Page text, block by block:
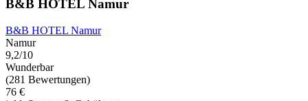
B&B HOTEL Namur
B&B HOTEL Namur
Namur
9,2/10
Wunderbar
(281 Bewertungen)
76 €